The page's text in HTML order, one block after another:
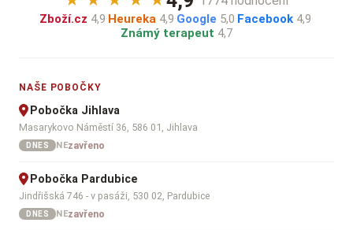
Zboží.cz 4,9·Heureka 4,9·Google 5,0·Facebook 4,9·
Známý terapeut 4,7
NAŠE POBOČKY
Pobočka Jihlava
Masarykovo Náměstí 36, 586 01, Jihlava
DNES NEzavřeno
Pobočka Pardubice
Jindřišská 746 - v pasáži, 530 02, Pardubice
DNES NEzavřeno